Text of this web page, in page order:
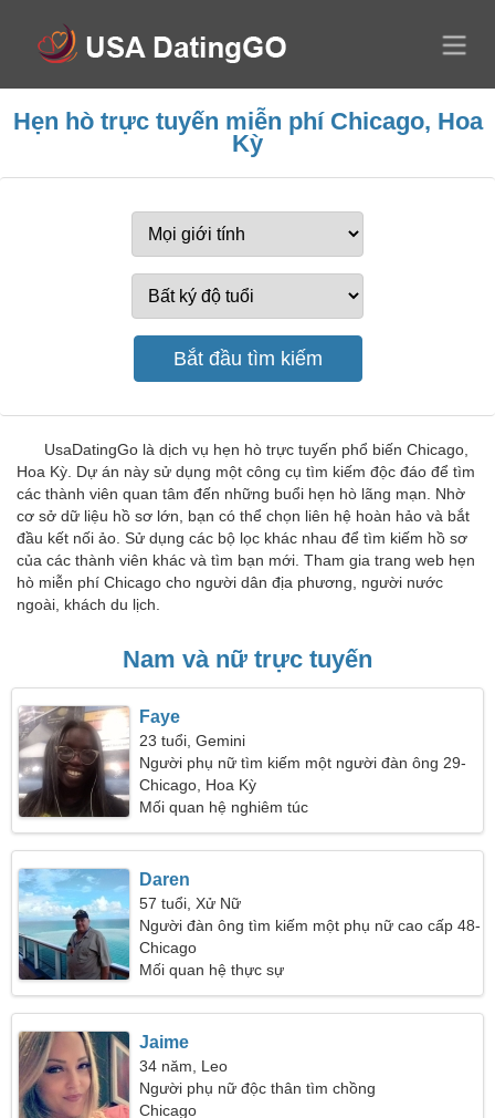
Hẹn hò trực tuyến miễn phí Chicago, Hoa
Kỳ
UsaDatingGo là dịch vụ hẹn hò trực tuyến phổ biến Chicago,
Hoa Kỳ. Dự án này sử dụng một công cụ tìm kiếm độc đáo để tìm
các thành viên quan tâm đến những buổi hẹn hò lãng mạn. Nhờ
cơ sở dữ liệu hồ sơ lớn, bạn có thể chọn liên hệ hoàn hảo và bắt
đầu kết nối ảo. Sử dụng các bộ lọc khác nhau để tìm kiếm hồ sơ
của các thành viên khác và tìm bạn mới. Tham gia trang web hẹn
hò miễn phí Chicago cho người dân địa phương, người nước
ngoài, khách du lịch.
Nam và nữ trực tuyến
Faye
23 tuổi, Gemini
Người phụ nữ tìm kiếm một người đàn ông 29-
35
Chicago, Hoa Kỳ
Mối quan hệ nghiêm túc
Daren
57 tuổi, Xử Nữ
Người đàn ông tìm kiếm một phụ nữ cao cấp 48-
54
Chicago
Mối quan hệ thực sự
Jaime
34 năm, Leo
Người phụ nữ độc thân tìm chồng
Chicago